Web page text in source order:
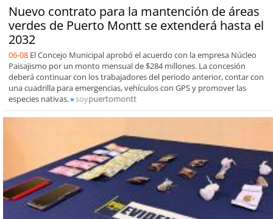
Nuevo contrato para la mantención de áreas
verdes de Puerto Montt se extenderá hasta el
2032
06-08 El Concejo Municipal aprobó el acuerdo con la empresa Núcleo
Paisajismo por un monto mensual de $284 millones. La concesión
deberá continuar con los trabajadores del periodo anterior, contar con
una cuadrilla para emergencias, vehículos con GPS y promover las
especies nativas.
soypuertomontt